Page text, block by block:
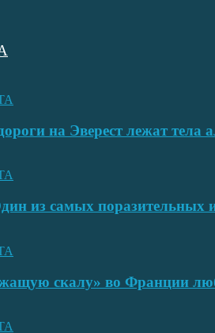
на Эверест лежат тела
из самых поразительных
скалу» во Франции